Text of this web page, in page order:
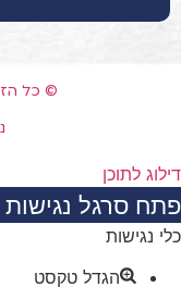
© כל
דילוג לתוכן
פתח סרגל נגישות
כלי נגישות
הגדל טקסט